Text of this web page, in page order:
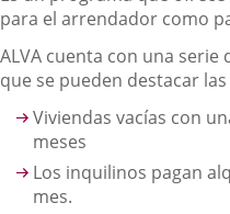
para el arrendador como
ALVA cuenta con una
que se pueden destacar
Viviendas vacías con
meses
Los inquilinos pagan
mes.